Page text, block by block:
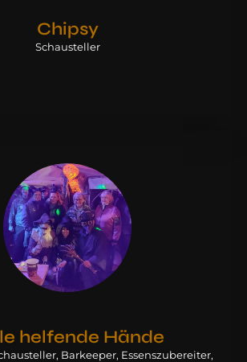
Chipsy
Schausteller
helfende Hände
Barkeeper, Essenszubereiter,